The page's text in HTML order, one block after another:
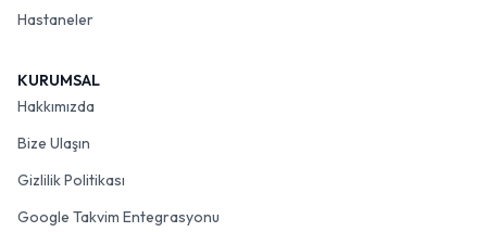
Hastaneler
KURUMSAL
Hakkımızda
Bize Ulaşın
Gizlilik Politikası
Google Takvim Entegrasyonu